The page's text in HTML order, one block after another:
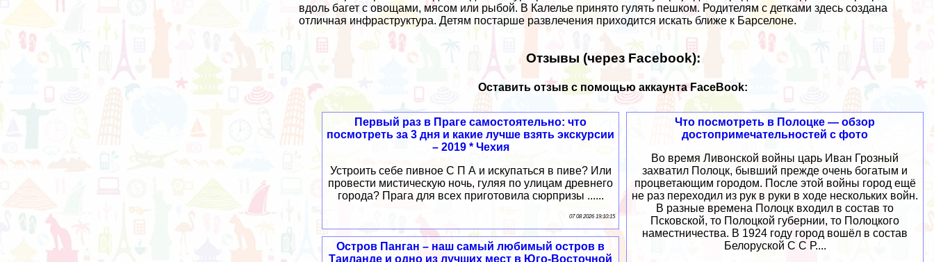
вдоль багет с овощами, мясом или рыбой. В Калелье принято гулять пешком. Родителям с детками здесь создана
отличная инфраструктура. Детям постарше развлечения приходится искать ближе к Барселоне.
Отзывы (через Facebook):
Оставить отзыв с помощью аккаунта FaceBook:
Что посмотреть в Полоцке — обзор
достопримечательностей с фото
Во время Ливонской войны царь Иван Грозный
захватил Полоцк, бывший прежде очень богатым и
процветающим городом. После этой войны город ещё
не раз переходил из рук в руки в ходе нескольких войн.
В разные времена Полоцк входил в состав то
Псковской, то Полоцкой губернии, то Полоцкого
наместничества. В 1924 году город вошёл в состав
Белоруской С С Р....
Первый раз в Праге самостоятельно: что
посмотреть за 3 дня и какие лучше взять экскурсии
– 2019 * Чехия
Устроить себе пивное С П А и искупаться в пиве? Или
провести мистическую ночь, гуляя по улицам древнего
города? Прага для всех приготовила сюрпризы ......
07 08 2026 19:10:15
Остров Панган – наш самый любимый остров в
Таиланде и одно из лучших мест в Юго-Восточной